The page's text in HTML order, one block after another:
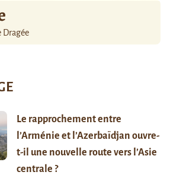
Dragée
Le rapprochement entre
l’Arménie et l’Azerbaïdjan ouvre-
t-il une nouvelle route vers l’Asie
centrale ?